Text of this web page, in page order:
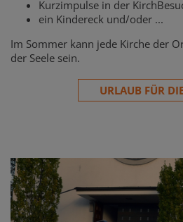
Kurzimpulse in der
ein Kindereck und/oder ...
Im Sommer kann jede Kirche der
der Seele sein.
URLAUB FÜR